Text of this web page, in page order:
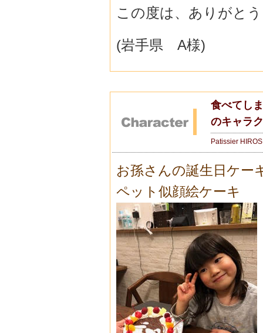
この度は、ありがと
(岩手県 A様)
食べてし
のキャラ
Patissier
お孫さんの誕生日ケー
ペット似顔絵ケーキ